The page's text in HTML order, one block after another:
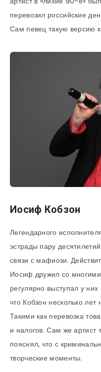
перевозил российские
Сам певец такую версию
Иосиф Кобзон
Легендарного
эстрады пару
связи с мафиози.
Иосиф дружил со
регулярно выступал у
что Кобзон несколько
Такими как перевозка
и налогов. Сам же артист
пояснял, что с
творческие моменты.